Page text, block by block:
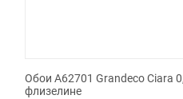
Обои A62701 Grandeco Ciara
флизелине